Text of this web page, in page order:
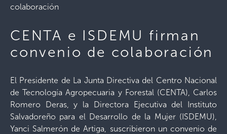
colaboración
CENTA e ISDEMU firman
convenio de colaboración
El Presidente de La Junta Directiva del Centro Nacional
de Tecnología Agropecuaria y Forestal (CENTA), Carlos
Romero Deras, y la Directora Ejecutiva del Instituto
Salvadoreño para el Desarrollo de la Mujer (ISDEMU),
Yanci Salmerón de Artiga, suscribieron un convenio de